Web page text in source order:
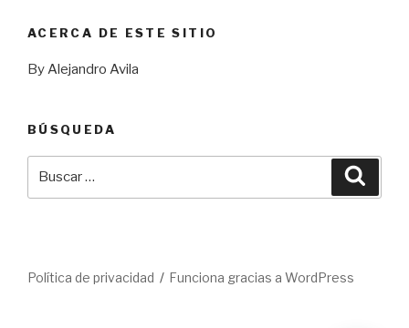
ACERCA DE ESTE SITIO
By Alejandro Avila
BÚSQUEDA
Política de privacidad Funciona gracias a WordPress